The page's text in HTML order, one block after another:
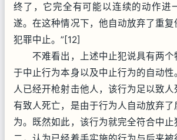
终了，它完全有可能以连续的动作进
遂。在这种情况下，他自动放弃了重复
犯罪中止。”[12]
不难看出，上述中止犯说具有两个
于中止行为本身以及中止行为的自动性
人已经开枪射击他人，该行为足以致
有致人死亡，是由于行为人自动放弃
为。既然如此，该行为就完全符合中